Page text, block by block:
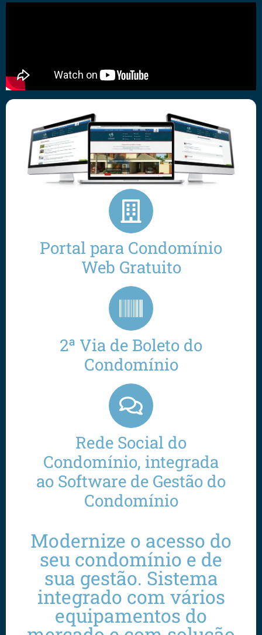
Portal para Condomínio
Web Gratuito
2ª Via de Boleto do
Condomínio
Rede Social do
Condomínio, integrada
ao Software de Gestão do
Condomínio
Modernize o acesso do
seu condomínio e de
sua gestão. Sistema
integrado com vários
equipamentos do